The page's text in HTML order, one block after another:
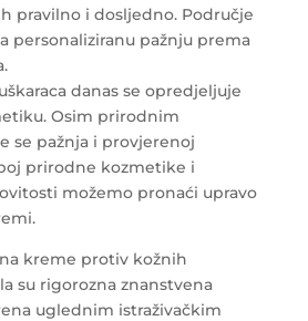
pravilno i dosljedno. Područje
personaliziranu pažnju prema
danas se opredjeljuje
Osim prirodnim
se pažnja i provjerenoj
prirodne kozmetike i
možemo pronaći upravo
kreme protiv kožnih
su rigorozna znanstvena
uglednim istraživačkim